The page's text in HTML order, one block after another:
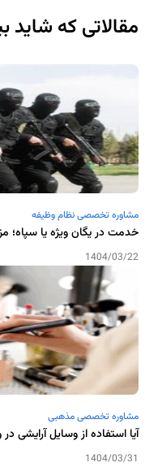
مقالاتی که شاید
مشاوره تخصصی نظام وظیفه
خدمت در یگان ویژه یا سپاه؛
1404/03/22
مشاوره تخصصی مذهبی
آیا استفاده از وسایل آرایشی
1404/03/31